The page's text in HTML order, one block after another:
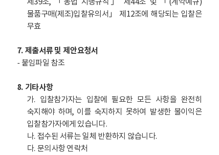
물품구매(제조)입찰유의서」 제12조에 해당되는 입찰은
무효
7. 제출서류 및 제안요청서
- 붙임파일 참조
8. 기타사항
가. 입찰참가자는 입찰에 필요한 모든 사항을 완전히
숙지해야 하며, 이를 숙지하지 못하여 발생한 불이익은
입찰참가자에게 있습니다.
나. 접수된 서류는 일체 반환하지 않습니다.
다. 문의사항 연락처